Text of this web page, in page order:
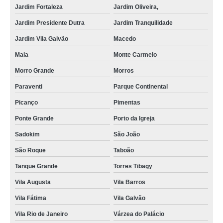
onde encontrar manutenção portão basculante na Sadokim
quanto custa manutenção de portões de condomínio no Mandaqui
manutenção de motor de portão automático Jardim Oliveira,
manutenções de portões de garagens em São Mateus
manutenção de portões deslizantes na Bonsucesso
manutenção de portão de garagem preço no Parque do Carmo
manutenção de portões automáticos na Vila Mazzei
manutenção de portões em SP no Várzea do Palácio
manutenção de motor de portão automático no Morros
onde encontrar empresa de manutenção de portões em Artur Alvim
manutenção de portão em São Paulo na Paraventi
manutenção de motores de portões na Ponte Grande
Jardim Fortaleza Jardim Oliveira,
Jardim Presidente Dutra Jardim Tranquilidade
Jardim Vila Galvão Macedo
Maia Monte Carmelo
Morro Grande Morros
Paraventi Parque Continental
Picanço Pimentas
Ponte Grande Porto da Igreja
Sadokim São João
São Roque Taboão
Tanque Grande Torres Tibagy
Vila Augusta Vila Barros
Vila Fátima Vila Galvão
Vila Rio de Janeiro Várzea do Palácio